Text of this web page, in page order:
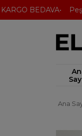
BEDAVA Peşin
Ana